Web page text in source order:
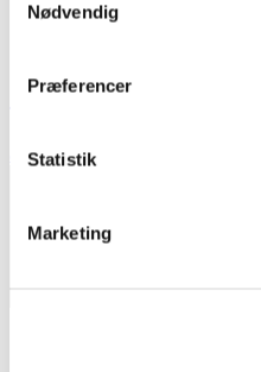
Nødvendig
Præferencer
Statistik
Marketing
MØD VORES JUDY/
april 9, 2025